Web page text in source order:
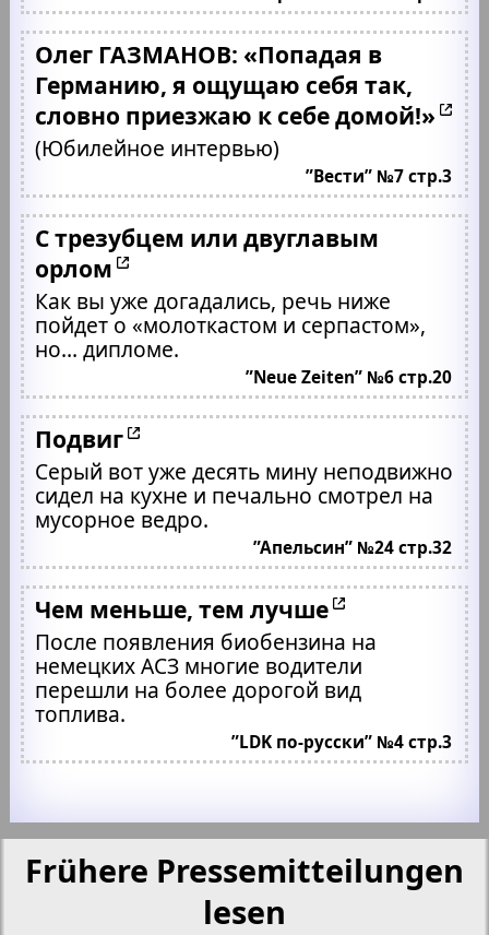
Олег ГАЗМАНОВ: «Попадая в
Германию, я ощущаю себя так,
словно приезжаю к себе домой!»
(Юбилейное интервью)
”Вести” №7 стр.3
С трезубцем или двуглавым
орлом
Как вы уже догадались, речь ниже
пойдет о «молоткастом и серпастом»,
но… дипломе.
”Neue Zeiten” №6 стр.20
Подвиг
Серый вот уже десять мину неподвижно
сидел на кухне и печально смотрел на
мусорное ведро.
”Апельсин” №24 стр.32
Чем меньше, тем лучше
После появления биобензина на
немецких АСЗ многие водители
перешли на более дорогой вид
топлива.
”LDK по-русски” №4 стр.3
Frühere Pressemitteilungen
lesen